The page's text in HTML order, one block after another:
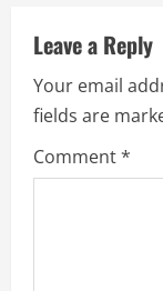
e
R
e
Leave a Reply
Your email
fields are
Comment*